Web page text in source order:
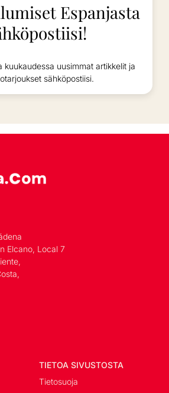
Espanjasta
kuukaudessa uusimmat artikkelit ja
sähköpostiisi.
Elcano, Local 7
TIETOA SIVUSTOSTA
Tietosuoja